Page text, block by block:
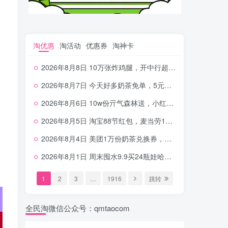
淘优惠 淘活动 优惠券 淘神卡
2026年8月8日 10万张炸鸡腿，开中行超给利，美团奶茶0.01，加油券，千问1.8~18.8体验金等
2026年8月7日 今天好多奶茶免单，5元农行省钱卡，京东抢0.01沪上，邮储5.88元等
2026年8月6日 10w份亓气森林送，小红书12元无门槛，中行电费30-10，0元柠檬水+0撸汉堡等
2026年8月5日 淘宝88节红包，麦当劳150万份柠檬水，三万份瑞幸免单，霸王9万份0.01券等
2026年8月4日 美团1万份奶茶兑换券，农行5E卡，中行支付超给利，美团领18个冰激凌，小米每天领2-6元等等
2026年8月1日 周末囤水9.9买24瓶娃哈哈，建行100元京东券，移动5元话费，麦当劳甜筒，交行立减金等
1 2 3 1916 跳转
全民淘微信公众号：qmtaocom